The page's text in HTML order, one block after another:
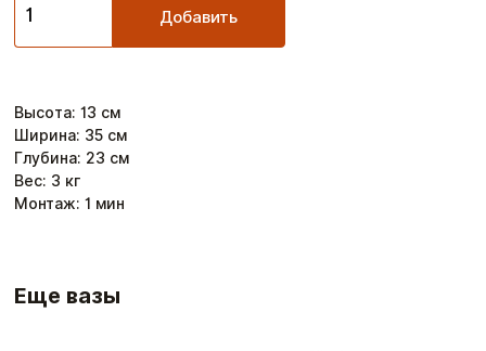
Добавить
Высота: 13 см
Ширина: 35 см
Глубина: 23 см
Вес: 3 кг
Монтаж: 1 мин
Еще вазы